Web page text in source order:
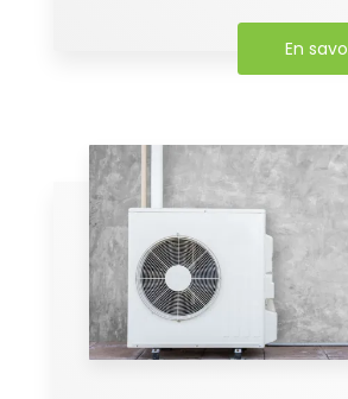
En